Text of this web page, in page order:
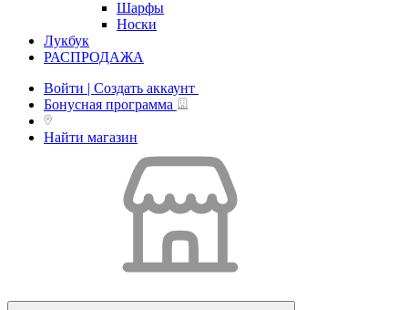
Шарфы
Носки
Лукбук
РАСПРОДАЖА
Войти | Создать аккаунт
Бонусная программа
Найти магазин